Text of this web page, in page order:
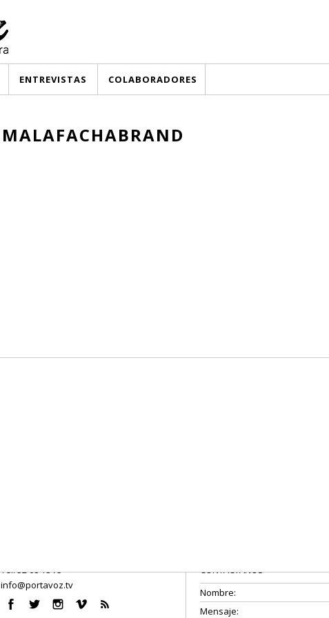
ENTREVISTAS COLABORADORES
MALAFACHABRAND
Tel: 52 08 18 75
info@portavoz.tv
CONTÁCTANOS